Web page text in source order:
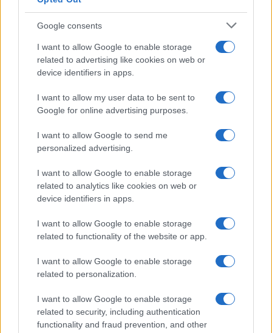
Google consents
I want to allow Google to enable storage
related to advertising like cookies on web or
device identifiers in apps.
I want to allow my user data to be sent to
Google for online advertising purposes.
I want to allow Google to send me
personalized advertising.
I want to allow Google to enable storage
related to analytics like cookies on web or
device identifiers in apps.
I want to allow Google to enable storage
related to functionality of the website or app.
I want to allow Google to enable storage
related to personalization.
I want to allow Google to enable storage
related to security, including authentication
functionality and fraud prevention, and other
Cavalli e turismo: scelte rispettose oltre il traino
Beatrice Bonaventura · 31 Lug 2026
Equilibrio nel training del cavallo: carichi sostenibili,
recupero e stress
Emanuele Galli · 31 Lug 2026